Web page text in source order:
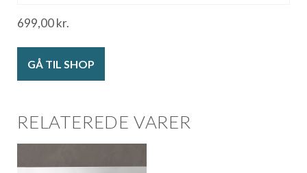
699,00kr.
GÅ TIL SHOP
RELATEREDE VARER